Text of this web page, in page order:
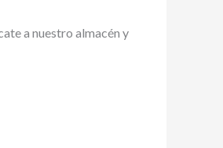
a nuestro almacén y